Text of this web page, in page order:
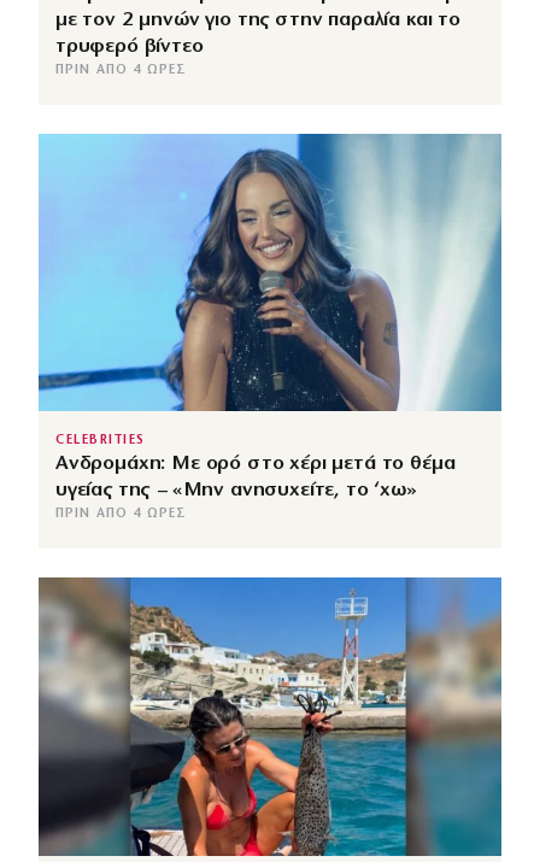
με τον 2 μηνών γιο της στην παραλία και το
τρυφερό βίντεο
ΠΡΙΝ ΑΠΌ 4 ΏΡΕΣ
CELEBRITIES
Ανδρομάχη: Με ορό στο χέρι μετά το θέμα
υγείας της – «Μην ανησυχείτε, το ‘χω»
ΠΡΙΝ ΑΠΌ 4 ΏΡΕΣ